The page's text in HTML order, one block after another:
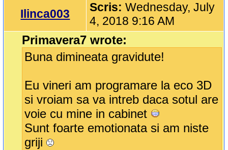
Ilinca003 Scris:Wednesday, July
4, 2018 9:16 AM
Primavera7 wrote:
Buna dimineata gravidute!
Eu vineri am programare la eco 3D
si vroiam sa va intreb daca sotul are
voie cu mine in cabinet
Sunt foarte emotionata si am niste
griji